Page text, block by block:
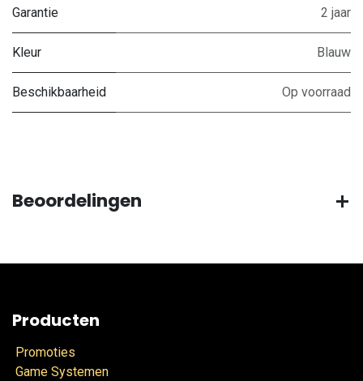
Garantie 2 jaar
Kleur Blauw
Beschikbaarheid Op voorraad
Beoordelingen
Producten
Promoties
Game Systemen